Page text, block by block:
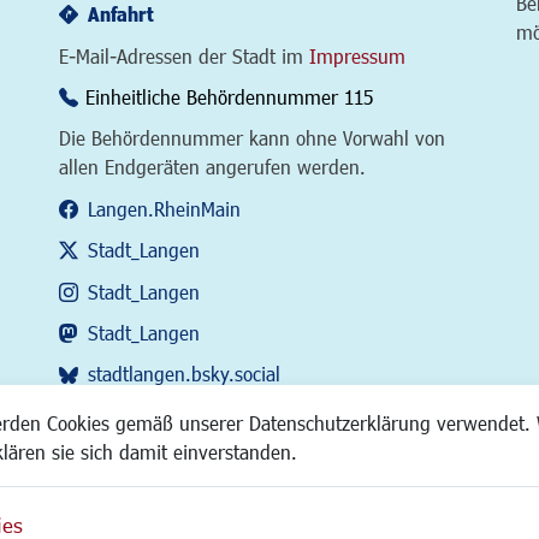
Cookies gemäß unserer Datenschutzerklärung
sie sich damit einverstanden.
Anfahrt
E-Mail-Adressen der Stadt im Impressum
Einheitliche Behördennummer 115
Die Behördennummer kann ohne Vorwahl von
allen Endgeräten angerufen werden.
Langen.RheinMain
Stadt_Langen
Stadt_Langen
Stadt_Langen
stadtlangen.bsky.social
RSS-Feed